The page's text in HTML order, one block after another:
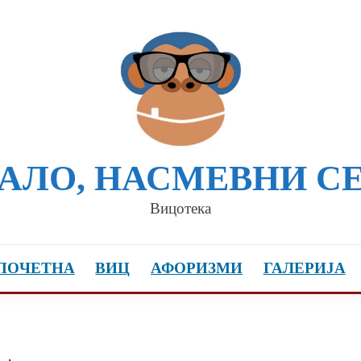
НАСМЕВНИ
Вицотека
ВИЦ АФОРИЗМИ ГАЛЕРИЈА